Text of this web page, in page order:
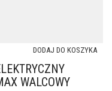
WALCOWY
DODAJ DO KOSZYKA